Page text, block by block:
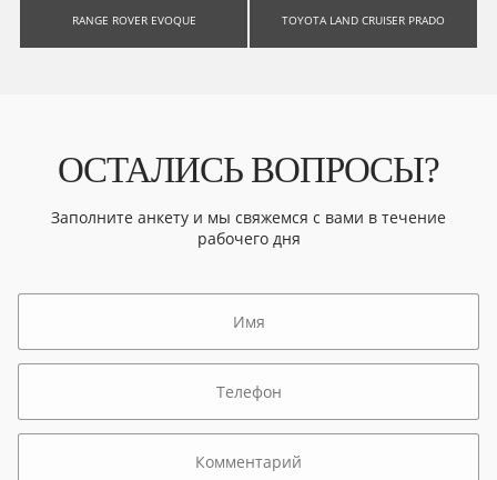
RANGE ROVER EVOQUE TOYOTA LAND CRUISER PRADO
ОСТАЛИСЬ ВОПРОСЫ?
Заполните анкету и мы свяжемся с вами в течение
рабочего дня